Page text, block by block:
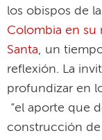
los obispos de la
Colombia en su
Santa, un
reflexión. La
profundizar en
“el aporte que
construcción de